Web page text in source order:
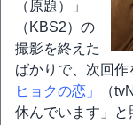
（原題）」
（KBS2）の
撮影を終えた
ばかりで、次回作
ヒョクの恋」
（
休んでいます」